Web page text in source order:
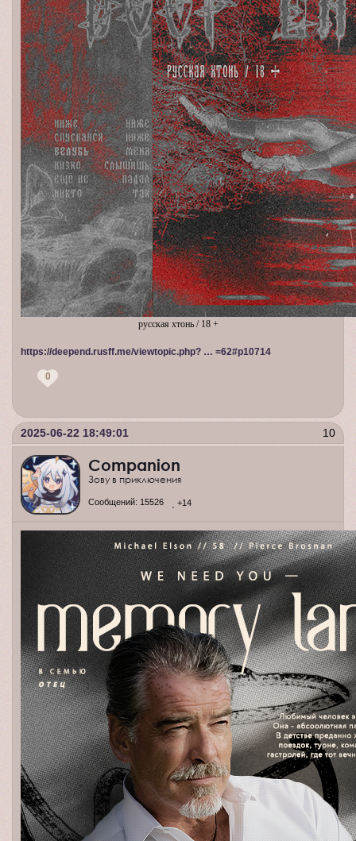
русская хтонь / 18 +
https://deepend.rusff.me/viewtopic.php? … =62#p10714
0
10
2025-06-22 18:49:01
Companion
Зову в приключения
Сообщений: 15526 +14